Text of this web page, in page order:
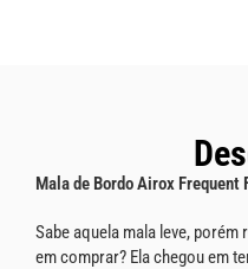
Mala de Bordo Airox Frequent
Sabe aquela mala leve,
em comprar? Ela chegou em